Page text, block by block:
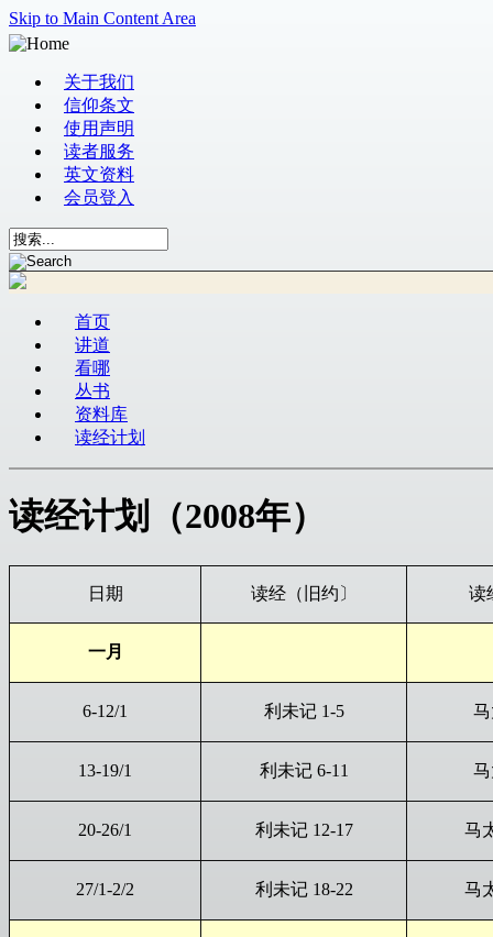
Skip to Main Content Area
关于我们
信仰条文
使用声明
读者服务
英文资料
会员登入
首页
讲道
看哪
丛书
资料库
读经计划
读经计划（2008年）
日期 读经（旧约〕 读
一月
6-12/1 利未记 1-5
13-19/1 利未记 6-11
20-26/1 利未记 12-17 马
27/1-2/2 利未记 18-22 马